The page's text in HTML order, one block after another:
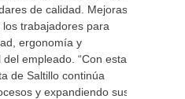
de calidad. Mejoras a
trabajadores para
ergonomía y
empleado. “Con estas
de Saltillo continúa
y expandiendo sus